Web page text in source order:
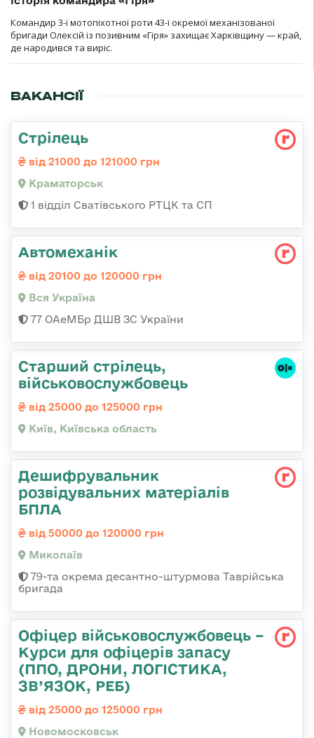
Командир 3-ї мотопіхотної роти 43-ї окремої механізованої
бригади Олексій із позивним «Гіря» захищає Харківщину — край,
де народився та виріс.
ВАКАНСІЇ
Стрілець
від 21000 до 121000 грн
Краматорськ
1 відділ Сватівського РТЦК та СП
Автомеханік
від 20100 до 120000 грн
Вся Україна
77 ОАеМБр ДШВ ЗС України
Старший стрілець,
військовослужбовець
від 25000 до 125000 грн
Київ, Київська область
Дешифрувальник
розвідувальних матеріалів
БПЛА
від 50000 до 120000 грн
Миколаїв
79-та окрема десантно-штурмова Таврійська
бригада
Офіцер військовослужбовець –
Курси для офіцерів запасу
(ППО, ДРОНИ, ЛОГІСТИКА,
ЗВ’ЯЗОК, РЕБ)
від 25000 до 125000 грн
Новомосковськ